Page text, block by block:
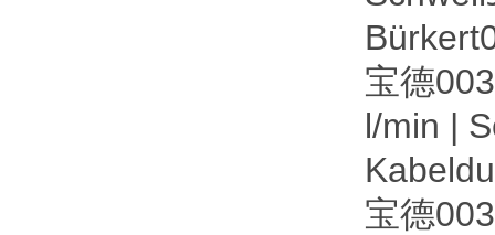
宝德
l/min |
宝德